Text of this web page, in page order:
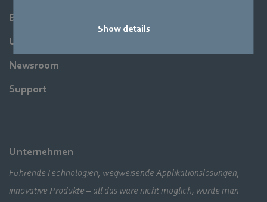
Show details
Branchen
Unternehmen
Newsroom
Support
Unternehmen
Führende Technologien, wegweisende Applikationslösungen,
innovative Produkte – all das wäre nicht möglich, würde man